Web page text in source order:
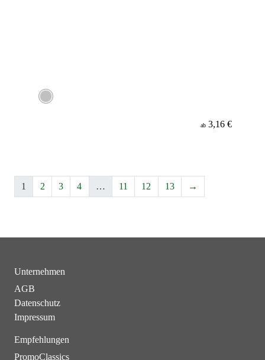
ab 3,16 €
1 2 3 4 … 11 12 13 →
Unternehmen
AGB
Datenschutz
Impressum
Empfehlungen
PromoClassics